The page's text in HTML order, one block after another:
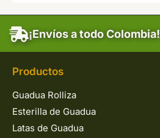
¡Envíos a todo Colombia!
Productos
Guadua Rolliza
Esterilla de Guadua
Latas de Guadua